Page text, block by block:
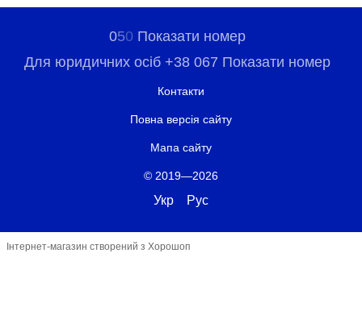
050 Показати номер
Для юридичних осіб +38 067 Показати номер
Контакти
Повна версія сайту
Мапа сайту
© 2019—2026
Укр Рус
Інтернет-магазин створений з Хорошоп